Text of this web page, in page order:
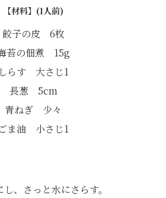
【材料】(1人前)
餃子の皮 6枚
苔の佃煮 15g
しらす 大さじ1
長葱 5cm
青ねぎ 少々
ごま油 小さじ1
、さっと水にさらす。